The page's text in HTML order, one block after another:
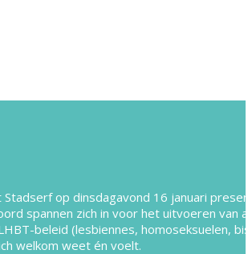
Stadserf op dinsdagavond 16 januari
spannen zich in voor het uitvoeren van
beleid (lesbiennes, homoseksuelen,
welkom weet én voelt.